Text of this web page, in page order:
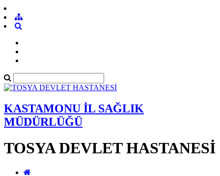
KASTAMONU İL SAĞLIK
MÜDÜRLÜĞÜ
TOSYA DEVLET HASTANESİ